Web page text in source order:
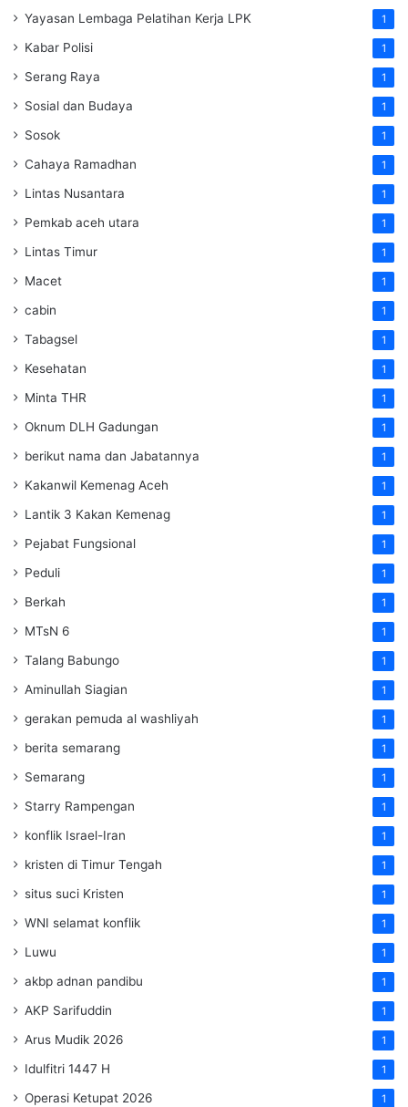
Yayasan Lembaga Pelatihan Kerja LPK 1
Kabar Polisi 1
Serang Raya 1
Sosial dan Budaya 1
Sosok 1
Cahaya Ramadhan 1
Lintas Nusantara 1
Pemkab aceh utara 1
Lintas Timur 1
Macet 1
cabin 1
Tabagsel 1
Kesehatan 1
Minta THR 1
Oknum DLH Gadungan 1
berikut nama dan Jabatannya 1
Kakanwil Kemenag Aceh 1
Lantik 3 Kakan Kemenag 1
Pejabat Fungsional 1
Peduli 1
Berkah 1
MTsN 6 1
Talang Babungo 1
Aminullah Siagian 1
gerakan pemuda al washliyah 1
berita semarang 1
Semarang 1
Starry Rampengan 1
konflik Israel-Iran 1
kristen di Timur Tengah 1
situs suci Kristen 1
WNI selamat konflik 1
Luwu 1
akbp adnan pandibu 1
AKP Sarifuddin 1
Arus Mudik 2026 1
Idulfitri 1447 H 1
Operasi Ketupat 2026 1